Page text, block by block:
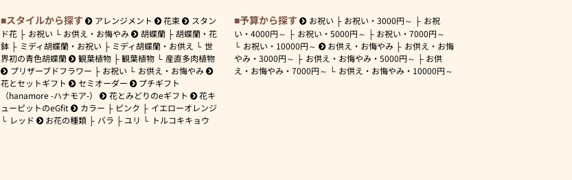
スタイルから探す アレンジメント 花束
スタン
ド花
お祝い お供え・お悔やみ 胡蝶蘭
胡蝶蘭・花
鉢
ミディ胡蝶蘭・お祝い ミディ胡蝶蘭・お供え
世
界初の青色胡蝶蘭
観葉植物 観葉植物
産直多肉植物
プリザーブドフラワー
お祝い
お供え・お悔やみ
花とセットギフト
セミオーダー
プチギフト
（hanamore -ハナモア-）
花とみどりのeギフト
花キ
ューピットのeGfit
カラー ピンク
イエローオレンジ
レッド
お花の種類 バラ ユリ トルコキキョウ
予算から探す お祝い お祝い・3000円～
お祝
い・ 4000円～ お祝い・ 5000円～ お祝い・7000円～
お祝い・ 10000円～ お供え・お悔やみ
お供え・お悔
やみ・ 3000円～ お供え・お悔やみ・ 5000円～
お供
え・お悔やみ・ 7000円～ お供え・お悔やみ・ 10000円～